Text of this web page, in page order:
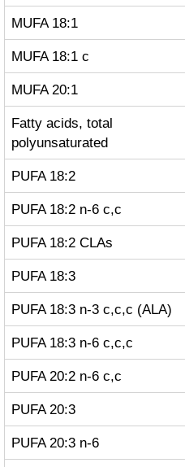
MUFA 18:1
MUFA 18:1 c
MUFA 20:1
Fatty acids, total
polyunsaturated
PUFA 18:2
PUFA 18:2 n-6 c,c
PUFA 18:2 CLAs
PUFA 18:3
PUFA 18:3 n-3 c,c,c (ALA)
PUFA 18:3 n-6 c,c,c
PUFA 20:2 n-6 c,c
PUFA 20:3
PUFA 20:3 n-6